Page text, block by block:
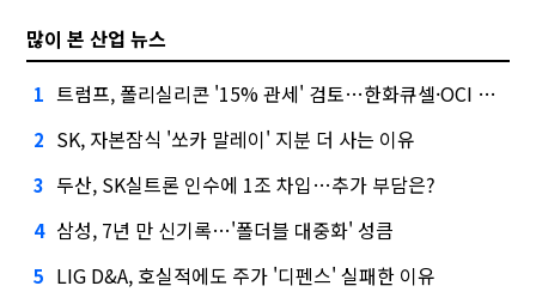
많이 본 산업 뉴스
1 트럼프, 폴리실리콘 '15% 관세' 검토…한화큐셀·OCI 영향은?
2 SK, 자본잠식 '쏘카 말레이' 지분 더 사는 이유
3 두산, SK실트론 인수에 1조 차입…추가 부담은?
4 삼성, 7년 만 신기록…'폴더블 대중화' 성큼
5 LIG D&A, 호실적에도 주가 '디펜스' 실패한 이유